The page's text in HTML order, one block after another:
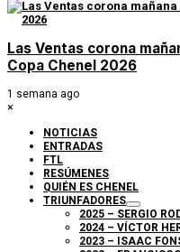
Las Ventas corona
Copa Chenel 2026
1 semana ago
×
NOTICIAS
ENTRADAS
FTL
RESÚMENES
QUIÉN ES CHENEL
TRIUNFADORES
2025 – SERGIO
2024 – VÍCTOR
2023 – ISAAC